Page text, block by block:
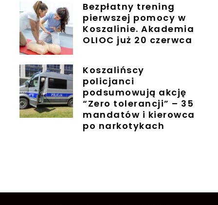
Bezpłatny trening
pierwszej pomocy w
Koszalinie. Akademia
OLIOC już 20 czerwca
Koszalińscy
policjanci
podsumowują akcję
“Zero tolerancji” – 35
mandatów i kierowca
po narkotykach